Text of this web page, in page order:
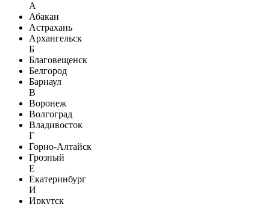
А
Абакан
Астрахань
Архангельск
Б
Благовещенск
Белгород
Барнаул
В
Воронеж
Волгоград
Владивосток
Г
Горно-Алтайск
Грозный
Е
Екатеринбург
И
Иркутск